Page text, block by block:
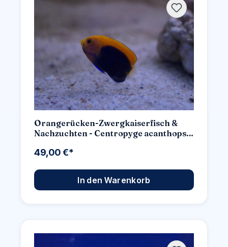
Orangerücken-Zwergkaiserfisch &
Nachzuchten - Centropyge acanthops -
49,00 €*
In den Warenkorb